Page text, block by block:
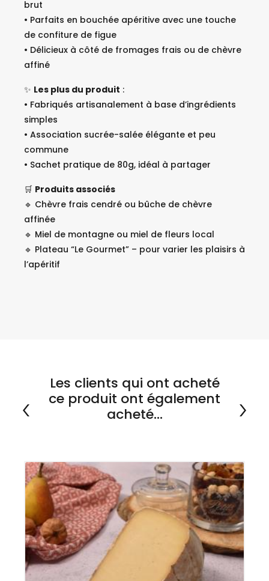
brut
• Parfaits en bouchée apéritive avec une touche
de confiture de figue
• Délicieux à côté de fromages frais ou de chèvre
affiné
✨ Les plus du produit :
• Fabriqués artisanalement à base d’ingrédients
simples
• Association sucrée-salée élégante et peu
commune
• Sachet pratique de 80g, idéal à partager
🛒 Produits associés
🔹 Chèvre frais cendré ou bûche de chèvre
affinée
🔹 Miel de montagne ou miel de fleurs local
🔹 Plateau “Le Gourmet” – pour varier les plaisirs à
l’apéritif
Les clients qui ont acheté
ce produit ont également
acheté...